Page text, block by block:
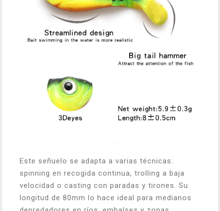
Este señuelo se adapta a varias técnicas:
spinning en recogida continua, trolling a baja
velocidad o casting con paradas y tirones. Su
longitud de 80mm lo hace ideal para medianos